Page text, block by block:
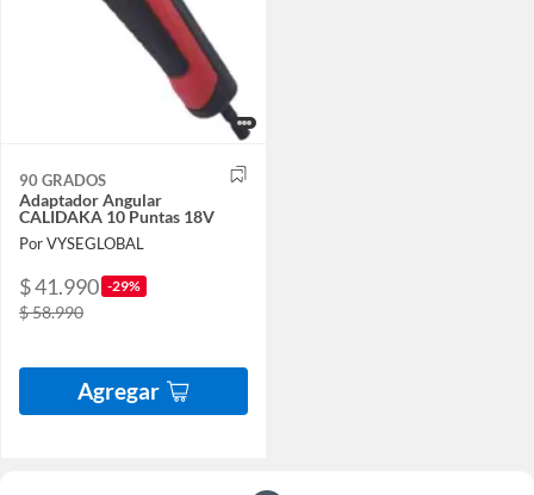
90 GRADOS
Adaptador Angular
CALIDAKA 10 Puntas 18V
Por VYSEGLOBAL
$ 41.990 -29%
$ 58.990
Agregar